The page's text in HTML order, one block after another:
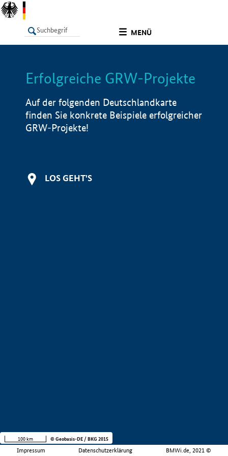
MENÜ
LISTE Info
Erfolgreiche GRW-Projekte
Auf der folgenden Deutschlandkarte
finden Sie konkrete Beispiele erfolgreicher
GRW-Projekte!
LOS GEHT'S
Impressum Datenschutzerklärung BMWi.de, 2021 ©
100 km © Geobasis-DE / BKG 2015